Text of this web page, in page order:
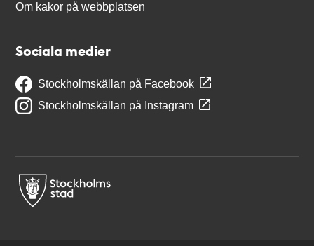
Om kakor på webbplatsen
Sociala medier
Stockholmskällan på Facebook
Stockholmskällan på Instagram